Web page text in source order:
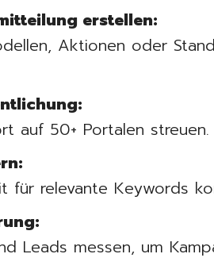
erstellen:
Aktionen oder
auf 50+ Portalen streuen.
für relevante Keywords
Leads messen, um